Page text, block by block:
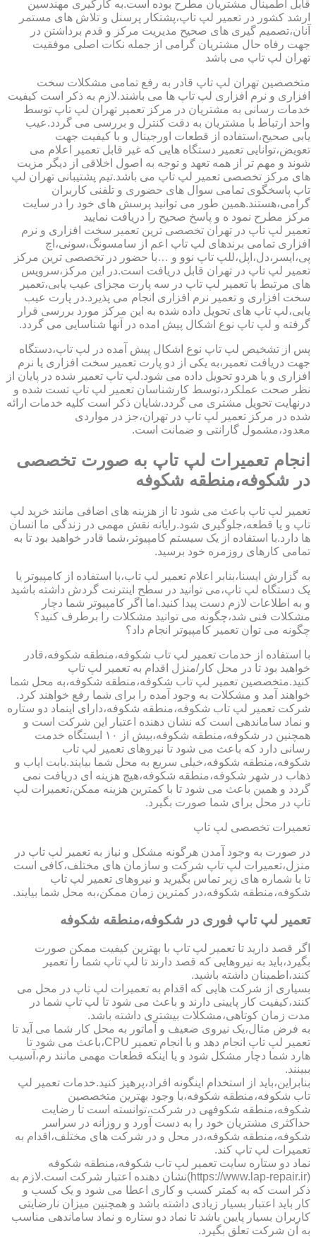
قابل اطمینال مشتریان مطرح بوده است.به کارگیری مهندسین
ارشد کشور در تعمیر لپ تاپ،پشتکار پرسنل و تلاش های مستمر
آنان،تصمیم گیری های صحیح مدیریت مرکز و قدم برداشتن در
جهت رفاه حال مشتریان گرامی از جمله نکات اصلی موفقیت
تهران لپ تاپ می باشد
متخصصین تهران لپ تاپ قادر به رفع تمامی مشکلات سخت
افزاری و نرم افزاری لپ تاپ ها می باشند.لازم به ذکر است کیفیت
خدمات رسانی به مشتریان در مرکز تعمیر تهران لپ تاپ توسط
واحد ارتباط با مشتریان به دقت کنترل و بررسی می گردد.عیب
یابی صحیح،استفاده از قطعات اورجینال و با کیفیت جهت
تعویض،توانایی تعمیر دستگاه هایی که غیر قابل تعمیر اعلام می
شوند و مهم تر از همه تعهد و توجه به اصول اخلاقی از دیگر مزیت
های مرکز تخصصی تعمیر لپ تاپ می باشد.تیم پشتیبانی تهران لپ
تاپ پاسخگوی تمامی سوال های حضوری و تلفنی کاربران
گرامی،هستند.همین طور می توانید پرسش های خود را در سایت
مرکز مطرح نمود ه و پاسخ صحیح را دریافت نمایید
تعمیر لپ تاپ در تهران تخصصی ترین تعمیر سخت افزاری و نرم
افزاری تمامی برندهای لپ تاپ اعم از سامسونگ،سونی،اچ
پی،ایسر،دل،اپل،للپ تاپ نوو و …با حضور در تخصصی ترین مرکز
تعمیر لپ تاپ در تهران قابل دریافت است.در این مرکز،سرویس
های مرتبط با تعمیر لپ تاپ در سه پارت مجزای عیب یابی،تعمیر
سخت افزاری و تعمیر نرم افزاری انجام می پذیرد.در پارت عیب
یابی،لپ تاپ های تحویل داده شده به این مرکز مورد بررسی قرار
گرفته و لپ تاپ نوع اشکال پیش امده در آنها شناسایی می گردد.
پس از تشخیص لپ تاپ نوع اشکال پیش آمده در لپ تاپ،دستگاه
جهت دریافت تعمیر،به یکی از دو پارت تعمیر سخت افزاری یا نرم
افزاری و یا هردو تحویل داده می شود.لپ تاپ تعمیر شده در پایان از
نظر صحت عملکرد،توسط کارشناسان تعمیر لپ تاپ تست شده و
درنهایت تحویل مشتری می گردد.شایان ذکر است کلیه خدمات ارائه
شده در مرکز تعمیر لپ تاپ در تهران،جز در مواردی
معدود،مشمول گارانتی و ضمانت است.
انجام تعمیرات لپ تاپ به صورت تخصصی
در شکوفه،منطقه شکوفه
تعمیر لپ تاپ باعث می شود تا از هزینه های اضافی مانند خرید لپ
تاپ و یا قطعه،جلوگیری شود.رایانه نقش مهمی در زندگی ما انسان
ها دارد.با استفاده از یک سیستم کامپیوتر،شما قادر خواهید بود تا به
تمامی کارهای روزمره خود برسید.
به گزارش ایسنا،بنابر اعلام تعمیر لپ تاب،با استفاده از کامپیوتر یا
یک دستگاه لپ تاپ،می توانید در سطح اینترنت گردش داشته باشید
و به اطلاعات لازم دست پیدا کنید.اما اگر کامپیوتر شما دچار
مشکلات فنی شد،چگونه می توانید مشکلات را برطرف کنید؟
چگونه می توان تعمیر کامپیوتر انجام داد؟
با استفاده از خدمات تعمیر لپ تاب شکوفه،منطقه شکوفه،قادر
خواهید بود تا در محل کار/منزل اقدام به تعمیر لپ تاپ
کنید.متخصصین تعمیر لپ تاب شکوفه،منطقه شکوفه،به محل شما
خواهند آمد و مشکلات به وجود آمده را برای شما رفع خواهند کرد.
شرکت تعمیر لپ تاب شکوفه،منطقه شکوفه،دارای اینماد دو ستاره
و نماد ساماندهی است که نشان دهنده اعتبار این شرکت است و
همچنین در شکوفه،منطقه شکوفه،بیش از ۱۰ ایستگاه خدمت
رسانی دارد که باعث می شود تا نیروهای تعمیر لپ تاب
شکوفه،منطقه شکوفه،خیلی سریع به محل شما بیایند.بابت ایاب و
ذهاب در شهر شکوفه،منطقه شکوفه،هیچ هزینه ای دریافت نمی
گردد و همین باعث می شود تا با کمترین هزینه ممکن،تعمیرات لپ
تاپ در محل برای شما صورت بگیرد.
تعمیرات تخصصی لپ تاپ
در صورت به وجود آمدن هرگونه مشکل و نیاز به تعمیر لپ تاپ در
منزل،تعمیرات لپ تاپ شرکت و سازمان های مختلف،کافی است
تا با شماره های زیر تماس بگیرید و نیروهای تعمیر لپ تاب
شکوفه،منطقه شکوفه،در کمترین زمان ممکن،به محل شما بیایند.
تعمیر لپ تاپ فوری در شکوفه،منطقه شکوفه
اگر قصد دارید تا تعمیر لپ تاپ با بهترین کیفیت ممکن صورت
بگیرد،باید به نیروهایی که قصد دارند تا لپ تاپ شما را تعمیر
کنند،اطمینان داشته باشید.
بسیاری از شرکت هایی که اقدام به تعمیرات لپ تاپ در محل می
کنند،کیفیت کار پایینی دارند و باعث می شود تا لپ تاپ شما در
مدت زمان کوتاهی،مشکلات بیشتری داشته باشد.
به فرض مثال،یک نیروی ضعیف و آماتور به محل کار شما می آید تا
تعمیر لپ تاپ انجام دهد و با انجام تعمیر CPU،باعث می شود تا
هارد شما دچار مشکل شود و یا اینکه قطعات مهمی مانند رم،آسیب
ببینند.
بنابراین،باید از استخدام اینگونه افراد،پرهیز کنید.خدمات تعمیر لپ
تاب شکوفه،منطقه شکوفه،با وجود بهترین متخصصین
شکوفه،منطقه شکوفهی در شرکت،توانسته است تا رضایت
حداکثری مشتریان خود را به دست آورد و روزانه در سراسر
شکوفه،منطقه شکوفه،در محل و در شرکت های مختلف،اقدام به
تعمیرات لپ تاپ کند.
نماد دو ستاره سایت تعمیر لپ تاب شکوفه،منطقه شکوفه
(https://www.lap-repair.ir)نشان دهنده اعتبار شرکت است.لازم به
ذکر است که به کمتر کسب و کاری اعطا می شود و یک کسب و
کار باید اعتبار بسیار زیادی داشته باشد و همچنین میزان نارضایتی
کاربران بسیار پایین باشد تا نماد دو ستاره و نماد ساماندهی مناسب
به آن شرکت تعلق بگیرد.